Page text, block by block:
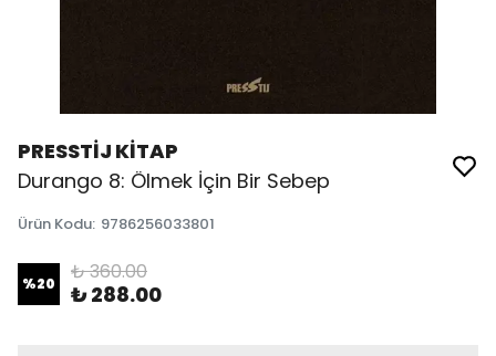
PRESSTİJ KİTAP
Durango 8: Ölmek İçin Bir Sebep
Ürün Kodu: 9786256033801
%20 ₺ 360.00
₺ 288.00